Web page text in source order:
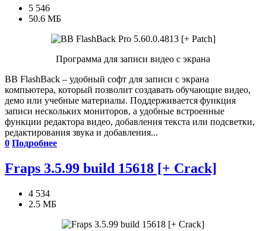
5 546
50.6 МБ
Программа для записи видео с экрана
BB FlashBack – удобный софт для записи с экрана
компьютера, который позволит создавать обучающие видео,
демо или учебные материалы. Поддерживается функция
записи нескольких мониторов, а удобные встроенные
функции редактора видео, добавления текста или подсветки,
редактирования звука и добавления...
0 Подробнее
Fraps 3.5.99 build 15618 [+ Crack]
4 534
2.5 МБ